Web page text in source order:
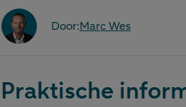
Door:Marc Wes
Praktische